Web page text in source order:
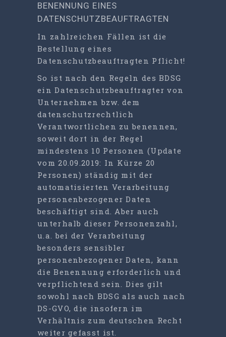
In zahlreichen Fällen ist die
Bestellung eines
Datenschutzbeauftragten Pflicht!
So ist nach den Regeln des BDSG
ein Datenschutzbeauftragter von
Unternehmen bzw. dem
datenschutzrechtlich
Verantwortlichen zu benennen,
soweit dort in der Regel
mindestens 10 Personen (Update
vom 20.09.2019: In Kürze 20
Personen) ständig mit der
automatisierten Verarbeitung
personenbezogener Daten
beschäftigt sind. Aber auch
unterhalb dieser Personenzahl,
u.a. bei der Verarbeitung
besonders sensibler
personenbezogener Daten, kann
die Benennung erforderlich und
verpflichtend sein. Dies gilt
sowohl nach BDSG als auch nach
DS-GVO, die insofern im
Verhältnis zum deutschen Recht
weiter gefasst ist.
BENENNUNG EINES
DATENSCHUTZBEAUFTRAGTEN